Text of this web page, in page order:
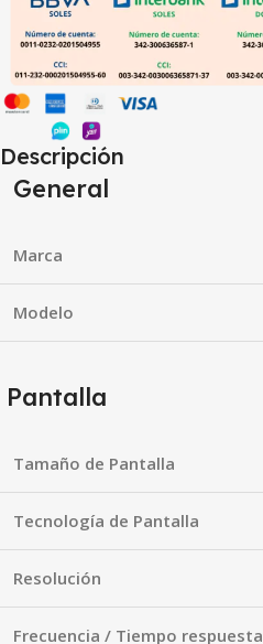
Descripción
General
Marca
Modelo
Pantalla
Tamaño de Pantalla
Tecnología de Pantalla
Resolución
Frecuencia / Tiempo respuesta